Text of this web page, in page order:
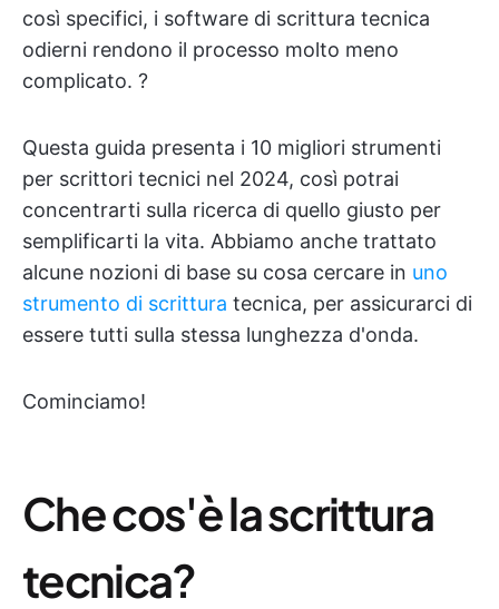
così specifici, i software di scrittura tecnica
odierni rendono il processo molto meno
complicato. ?
Questa guida presenta i 10 migliori strumenti
per scrittori tecnici nel 2024, così potrai
concentrarti sulla ricerca di quello giusto per
semplificarti la vita. Abbiamo anche trattato
alcune nozioni di base su cosa cercare in uno
strumento di scrittura tecnica, per assicurarci di
essere tutti sulla stessa lunghezza d'onda.
Cominciamo!
Che cos'è la scrittura
tecnica?